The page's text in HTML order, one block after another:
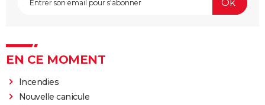
EN CE MOMENT
Incendies
Nouvelle canicule